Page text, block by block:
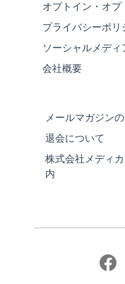
オプトイン・オプ
プライバシーポリ
ソーシャルメディ
会社概要
メールマガジン
退会について
株式会社メディ
内